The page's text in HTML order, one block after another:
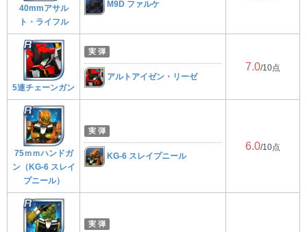
40mmアサル
ト・ライフル
M9D ファルケ
5連チェーンガン
実 弾
アルトアイゼン・リーゼ
7.0/10点
75ｍｍハンドガ
ン（KG-6 スレイ
プニール）
実 弾
KG-6 スレイプニール
6.0/10点
実 弾